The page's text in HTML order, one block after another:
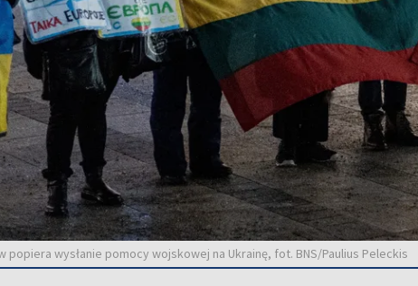
popiera wysłanie pomocy wojskowej na Ukrainę, fot. BNS/Paulius Peleckis